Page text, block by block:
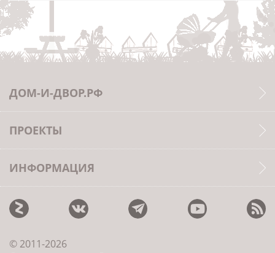
ДОМ-И-ДВОР.РФ
ПРОЕКТЫ
ИНФОРМАЦИЯ
© 2011-2026